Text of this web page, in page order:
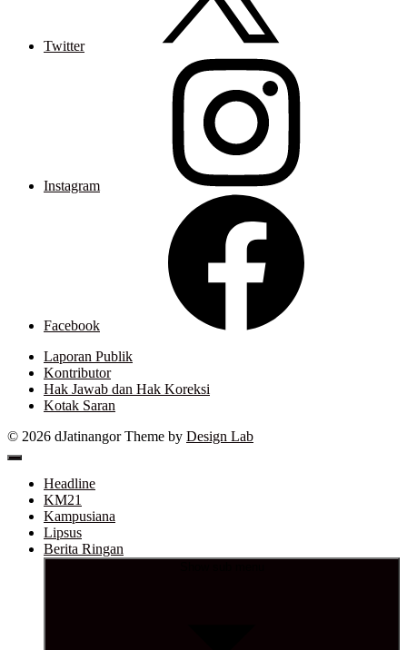
Twitter
Instagram
Facebook
Laporan Publik
Kontributor
Hak Jawab dan Hak Koreksi
Kotak Saran
© 2026 dJatinangor Theme by Design Lab
Headline
KM21
Kampusiana
Lipsus
Berita Ringan